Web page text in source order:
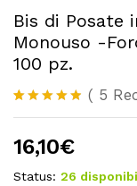
Bis di Posate
Monouso -
100 pz.
Valutato
5 su
base di
5
recensioni
( 5
16,10€
Status: 26